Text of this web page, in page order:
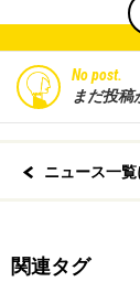
No post.
まだ投稿
ニュース一覧
関連タグ